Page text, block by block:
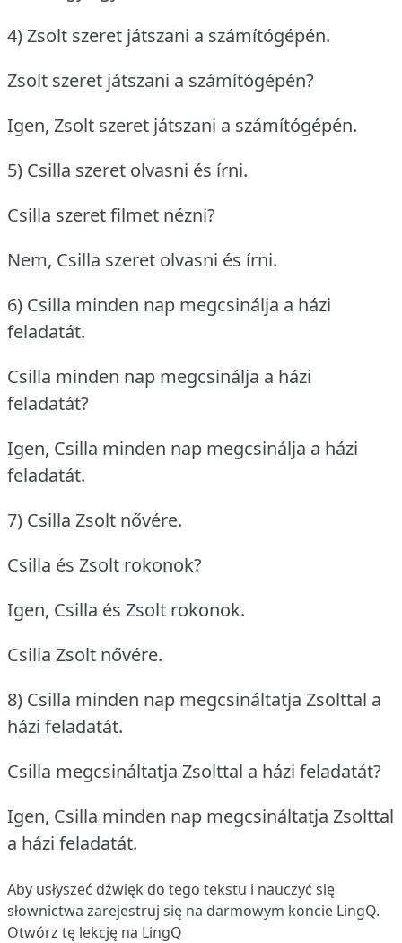
4) Zsolt szeret játszani a számítógépén.
Zsolt szeret játszani a számítógépén?
Igen, Zsolt szeret játszani a számítógépén.
5) Csilla szeret olvasni és írni.
Csilla szeret filmet nézni?
Nem, Csilla szeret olvasni és írni.
6) Csilla minden nap megcsinálja a házi
feladatát.
Csilla minden nap megcsinálja a házi
feladatát?
Igen, Csilla minden nap megcsinálja a házi
feladatát.
7) Csilla Zsolt nővére.
Csilla és Zsolt rokonok?
Igen, Csilla és Zsolt rokonok.
Csilla Zsolt nővére.
8) Csilla minden nap megcsináltatja Zsolttal a
házi feladatát.
Csilla megcsináltatja Zsolttal a házi feladatát?
Igen, Csilla minden nap megcsináltatja Zsolttal
a házi feladatát.
Aby usłyszeć dźwięk do tego tekstu i nauczyć się
słownictwa zarejestruj się na darmowym koncie LingQ.
Otwórz tę lekcję na LingQ